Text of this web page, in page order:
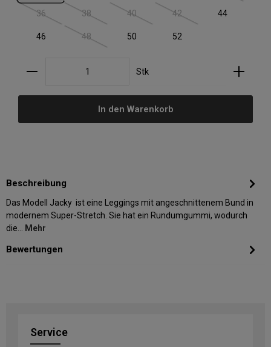
36(Diese Option ist zurzeit nicht verfügbar.)
38(Diese Option ist zurzeit nicht verfügbar.)
40(Diese Option ist zurzeit nicht verfügbar.)
42(Diese Option ist zurzeit
44
46 48(Diese Option ist zurzeit nicht verfügbar.)
50 52
Produkt Anzahl: Gib den gewünschten Wert ein
Stk
In den Warenkorb
Beschreibung
Das Modell Jacky ist eine Leggings mit angeschnittenem Bund in
modernem Super-Stretch. Sie hat ein Rundumgummi, wodurch
die… Mehr
Bewertungen
Service